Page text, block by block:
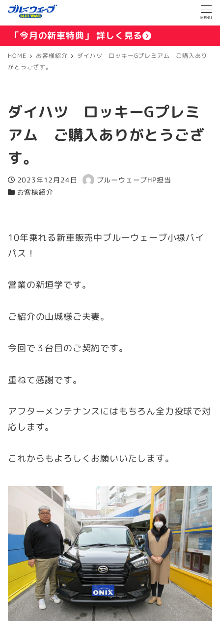
MENU
「今月の新車特典」 詳しく見る
HOME お客様紹介
ダイハツ ロッキーGプレミアム ご購入あり
がとうござす。
ダイハツ ロッキーGプレミ
アム ご購入ありがとうござ
す。
投稿日
2023年12月24日
著
ブルーウェーブHP担当
カテゴリー
お客様紹介
10年乗れる新車販売中ブルーウェーブ小禄バイ
パス！
営業の新垣学です。
ご紹介の山城様ご夫妻。
今回で３台目のご契約です。
重ねて感謝です。
アフターメンテナンスにはもちろん全力投球で対
応します。
これからもよろしくお願いいたします。